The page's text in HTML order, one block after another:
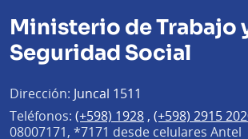
Ministerio de Trabajo
Seguridad Social
Dirección: Juncal 1511
Teléfonos: (+598) 1928 , (+598) 2915
08007171, *7171 desde celulares Antel